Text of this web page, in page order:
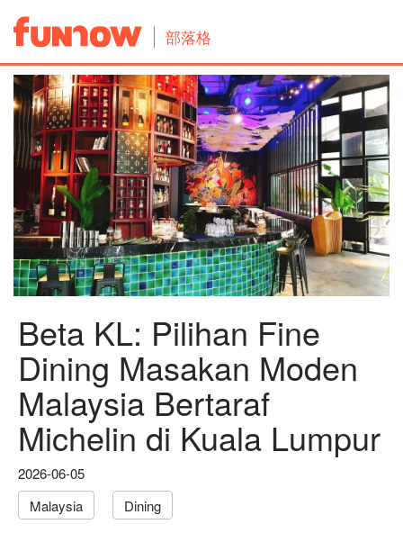
部落格
Beta KL: Pilihan Fine
Dining Masakan Moden
Malaysia Bertaraf
Michelin di Kuala Lumpur
2026-06-05
Malaysia
Dining